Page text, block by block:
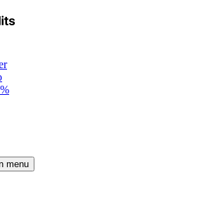
menu